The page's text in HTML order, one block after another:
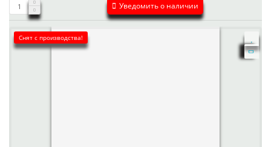
Уведомить о наличии
Снят с производства!